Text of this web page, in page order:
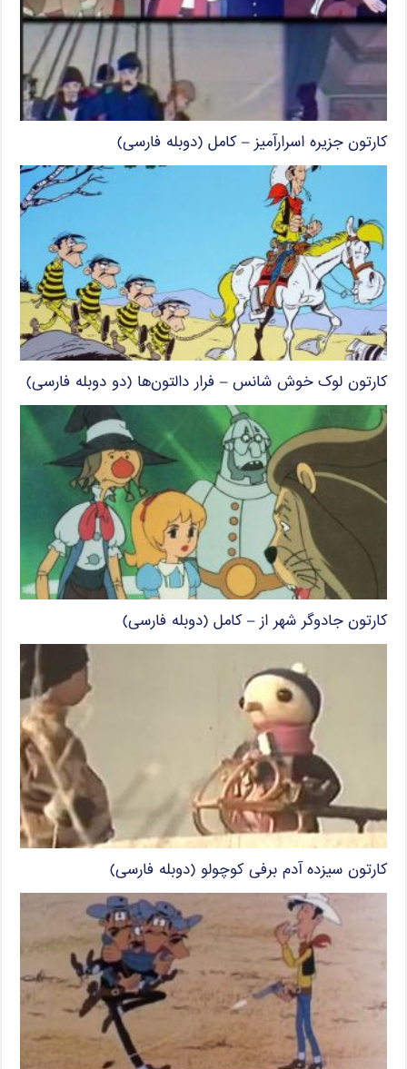
کارتون جزیره اسرارآمیز – کامل (دوبله فارسی)
کارتون لوک خوش شانس – فرار دالتون‌ها (دو دوبله فارسی)
کارتون جادوگر شهر از – کامل (دوبله فارسی)
کارتون سیزده آدم برفی کوچولو (دوبله فارسی)